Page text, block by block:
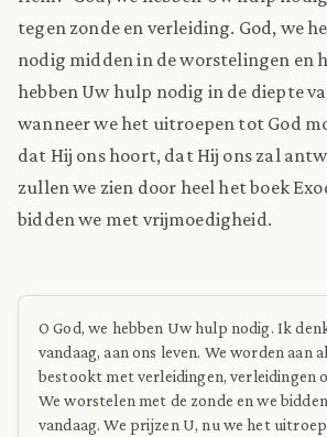
tegen zonde en verleiding. God, we
nodig midden in de worstelingen en
hebben Uw hulp nodig in de diepte
wanneer we het uitroepen tot God
dat Hij ons hoort, dat Hij ons zal
zullen we zien door heel het boek
bidden we met vrijmoedigheid.
O God, we hebben Uw hulp nodig. Ik
vandaag, aan ons leven. We worden aan
bestookt met verleidingen, verleidingen
We worstelen met de zonde en we
vandaag. We prijzen U, nu we het